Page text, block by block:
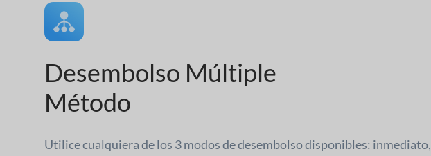
Desembolso Múltiple
Método
Utilice cualquiera de los 3 modos de desembolso disponibles: inmediato,